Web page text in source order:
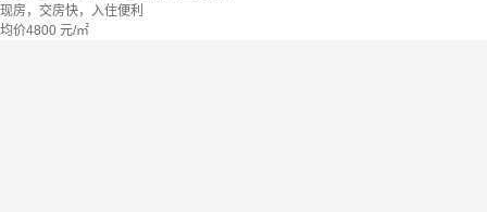
现房，交房快，入住便利
均价4800 元/㎡